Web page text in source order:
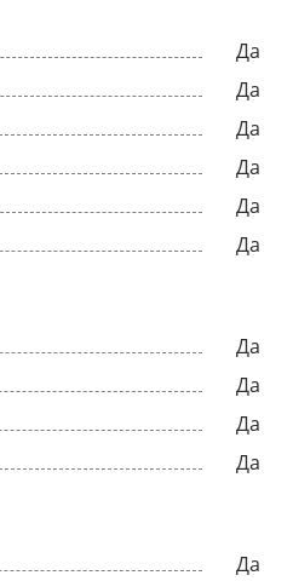
Да
Да
Да
Да
Да
Да
Да
Да
Да
Да
Да